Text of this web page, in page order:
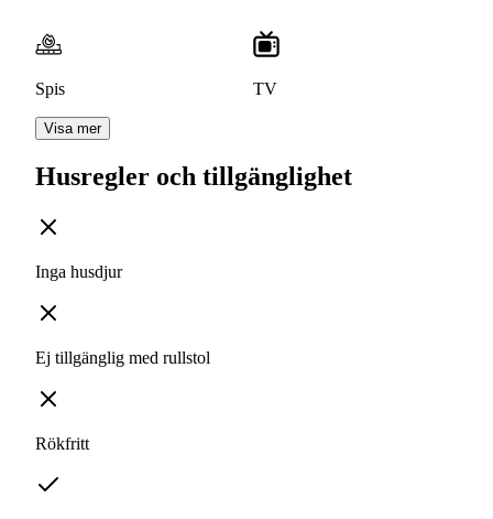
Spis TV
Visa mer
Husregler och tillgänglighet
Inga husdjur
Ej tillgänglig med rullstol
Rökfritt